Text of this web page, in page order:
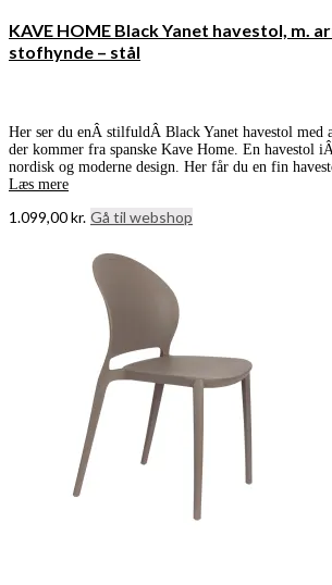
KAVE HOME Black Yanet havestol, m.
stofhynde – stål
Her ser du enÂ stilfuldÂ Black Yanet havestol med
der kommer fra spanske Kave Home. En havestol
nordisk og moderne design. Her får du en fin
Læs mere
1.099,00kr. Gå til webshop